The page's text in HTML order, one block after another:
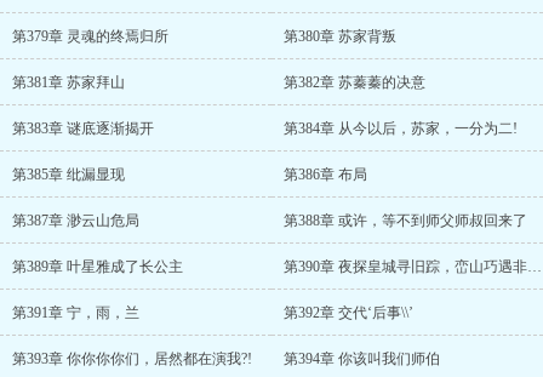
第379章 灵魂的终焉归所 第380章 苏家背叛
第381章 苏家拜山 第382章 苏蓁蓁的决意
第383章 谜底逐渐揭开 第384章 从今以后，苏家，一分为二!
第385章 纰漏显现 第386章 布局
第387章 渺云山危局 第388章 或许，等不到师父师叔回来了
第389章 叶星雅成了长公主 第390章 夜探皇城寻旧踪，峦山巧遇非故人
第391章 宁，雨，兰 第392章 交代‘后事\\’
第393章 你你你你们，居然都在演我?! 第394章 你该叫我们师伯